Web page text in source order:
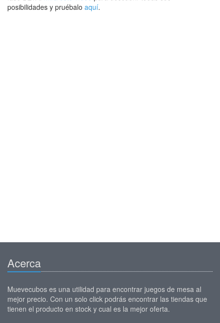
posibilidades y pruébalo aquí.
Acerca
Muevecubos es una utilidad para encontrar juegos de mesa al
mejor precio. Con un solo click podrás encontrar las tiendas que
tienen el producto en stock y cual es la mejor oferta.